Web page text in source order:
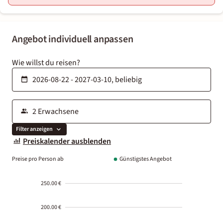
Angebot individuell anpassen
Wie willst du reisen?
Filter anzeigen
Preiskalender ausblenden
Preise pro Person ab Günstigstes Angebot
250.00 €
200.00 €